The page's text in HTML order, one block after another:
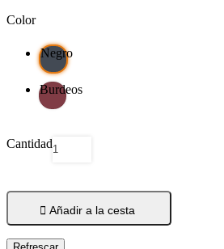
Color
Negro
Burdeos
Cantidad
 Añadir a la cesta